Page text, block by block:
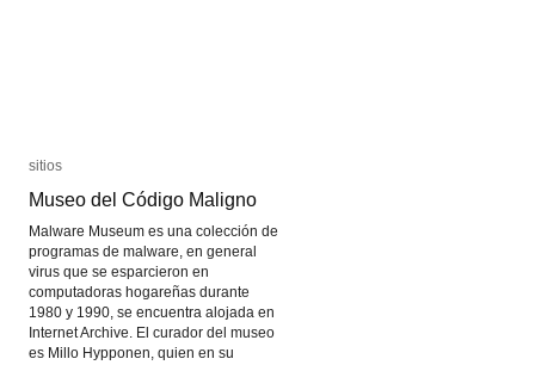
sitios
Museo del Código Maligno
Malware Museum es una colección de
programas de malware, en general
virus que se esparcieron en
computadoras hogareñas durante
1980 y 1990, se encuentra alojada en
Internet Archive. El curador del museo
es Millo Hypponen, quien en su
sitios
Museo del Código Maligno